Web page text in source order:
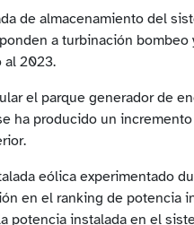
de almacenamiento del
a turbinación
al 2023.
el parque generador de
ha producido un
eólica experimentado
en el ranking de potencia
potencia instalada en el